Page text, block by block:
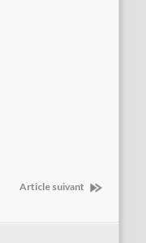
Article suivant